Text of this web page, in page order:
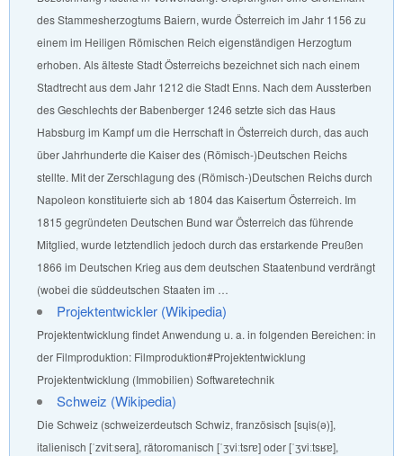
des Stammesherzogtums Baiern, wurde Österreich im Jahr 1156 zu
einem im Heiligen Römischen Reich eigenständigen Herzogtum
erhoben. Als älteste Stadt Österreichs bezeichnet sich nach einem
Stadtrecht aus dem Jahr 1212 die Stadt Enns. Nach dem Aussterben
des Geschlechts der Babenberger 1246 setzte sich das Haus
Habsburg im Kampf um die Herrschaft in Österreich durch, das auch
über Jahrhunderte die Kaiser des (Römisch-)Deutschen Reichs
stellte. Mit der Zerschlagung des (Römisch-)Deutschen Reichs durch
Napoleon konstituierte sich ab 1804 das Kaisertum Österreich. Im
1815 gegründeten Deutschen Bund war Österreich das führende
Mitglied, wurde letztendlich jedoch durch das erstarkende Preußen
1866 im Deutschen Krieg aus dem deutschen Staatenbund verdrängt
(wobei die süddeutschen Staaten im …
Projektentwickler (Wikipedia)
Projektentwicklung findet Anwendung u. a. in folgenden Bereichen: in
der Filmproduktion: Filmproduktion#Projektentwicklung
Projektentwicklung (Immobilien) Softwaretechnik
Schweiz (Wikipedia)
Die Schweiz (schweizerdeutsch Schwiz, französisch [sɥis(ə)],
italienisch [ˈzvitːsera], rätoromanisch [ˈʒviːtsrɐ] oder [ˈʒviːtsʁɐ],